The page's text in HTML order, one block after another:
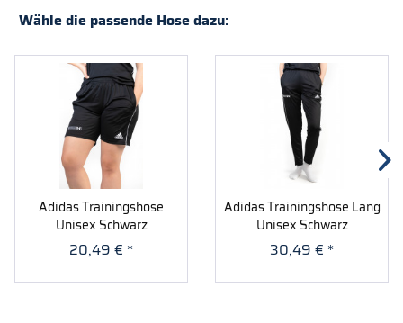
Wähle die passende Hose dazu:
Adidas Trainingshose
Unisex Schwarz
20,49 € *
Adidas Trainingshose Lang
Unisex Schwarz
30,49 € *